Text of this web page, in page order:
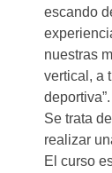
escando
nuestras
vertical, a
deportiva”.
Se trata
realizar
El curso